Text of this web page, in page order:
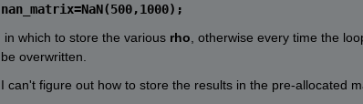
nan_matrix=NaN(500,1000);
in which to store the various rho , otherwise every time the
be overwritten.
I can't figure out how to store the results in the pre-allocated